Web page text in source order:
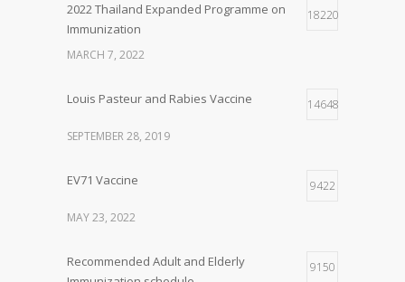
2022 Thailand Expanded Programme on
Immunization
18220
MARCH 7, 2022
Louis Pasteur and Rabies Vaccine 14648
SEPTEMBER 28, 2019
EV71 Vaccine 9422
MAY 23, 2022
Recommended Adult and Elderly
9150